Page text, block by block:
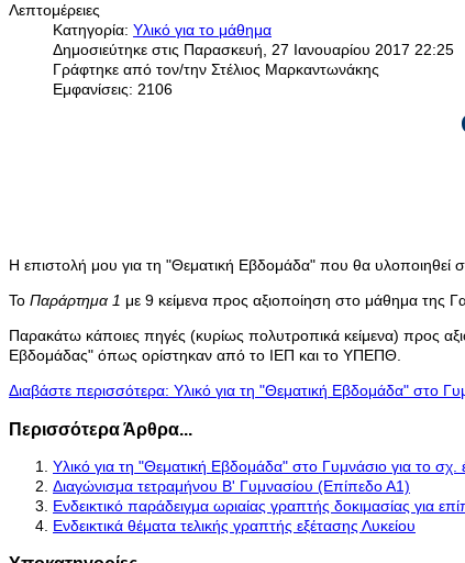
Λεπτομέρειες
Κατηγορία: Yλικό για το μάθημα
Δημοσιεύτηκε στις Παρασκευή, 27 Ιανουαρίου 2017 22:25
Γράφτηκε από τον/την Στέλιος Μαρκαντωνάκης
Εμφανίσεις: 2106
Η επιστολή μου για τη "Θεματική Εβδομάδα" που θα υλοποιηθεί
Το Παράρτημα 1 με 9 κείμενα προς αξιοποίηση στο μάθημα της
Παρακάτω κάποιες πηγές (κυρίως πολυτροπικά κείμενα) προς
Εβδομάδας" όπως ορίστηκαν από το ΙΕΠ και το ΥΠΕΠΘ.
Διαβάστε περισσότερα: Υλικό για τη "Θεματική Εβδομάδα" στο
Περισσότερα Άρθρα...
Υλικό για τη "Θεματική Εβδομάδα" στο Γυμνάσιο για το
Διαγώνισμα τετραμήνου Β' Γυμνασίου (Επίπεδο Α1)
Ενδεικτικό παράδειγμα ωριαίας γραπτής δοκιμασίας για
Ενδεικτικά θέματα τελικής γραπτής εξέτασης Λυκείου